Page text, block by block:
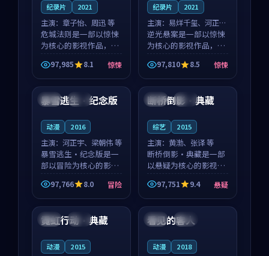
纪录片 2021
主演： 章子怡、周迅 等
危城法则是一部以惊悚
为核心的影视作品，围
绕危机、反转与人物成
长展开，整体节奏紧
凑，值得推荐观看。
97,985 8.1 惊悚
纪录片 2021
主演： 易烊千玺、河正宇
等
逆光悬案是一部以惊悚
为核心的影视作品，围
绕危机、反转与人物成
长展开，整体节奏紧
凑，值得推荐观看。
97,810 8.5 惊悚
英国 杜比
暴雪逃生·纪念版
动漫 2016
主演： 河正宇、梁朝伟 等
暴雪逃生·纪念版是一
部以冒险为核心的影视
作品，围绕危机、反转
与人物成长展开，整体
节奏紧凑，值得推荐观
看。
97,766 8.0 冒险
法国 高分
断桥倒影·典藏
综艺 2015
主演： 黄渤、张译 等
断桥倒影·典藏是一部
以悬疑为核心的影视作
品，围绕危机、反转与
人物成长展开，整体节
奏紧凑，值得推荐观
97,751 9.4 悬疑
中国 院线
霓虹行动·典藏
动漫 2015
泰国 完结
看见的客人
动漫 2018